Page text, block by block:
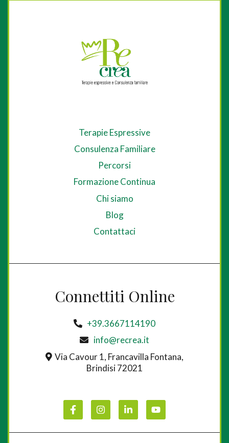
Terapie Espressive
Consulenza Familiare
Percorsi
Formazione Continua
Chi siamo
Blog
Contattaci
Connettiti Online
+39.3667114190
info@recrea.it
Via Cavour 1, Francavilla Fontana,
Brindisi 72021